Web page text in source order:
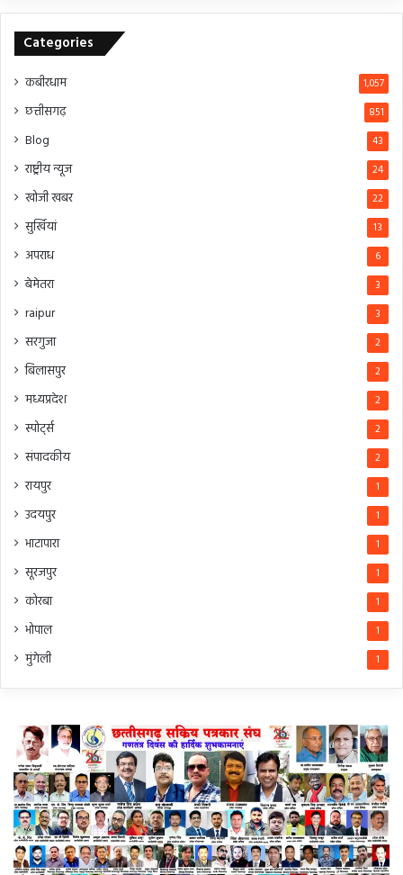
Categories
कबीरधाम 1,057
छत्तीसगढ़ 851
Blog 43
राष्ट्रीय न्यूज 24
खोजी खबर 22
सुर्खियां 13
अपराध 6
बेमेतरा 3
raipur 3
सरगुजा 2
बिलासपुर 2
मध्यप्रदेश 2
स्पोर्ट्स 2
संपादकीय 2
रायपुर 1
उदयपुर 1
भाटापारा 1
सूरजपुर 1
कोरबा 1
भोपाल 1
मुंगेली 1